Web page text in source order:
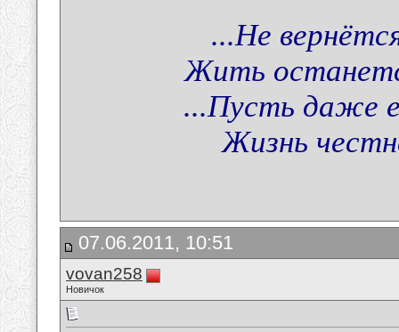
...Не
Жить
...Пусть даже
Жизнь
07.06.2011, 10:51
vovan258
Новичок